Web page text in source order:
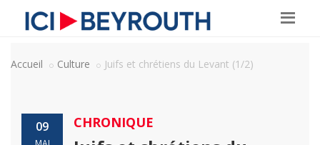
Accueil Culture Juifs et chrétiens du Levant (1/2)
09 CHRONIQUE